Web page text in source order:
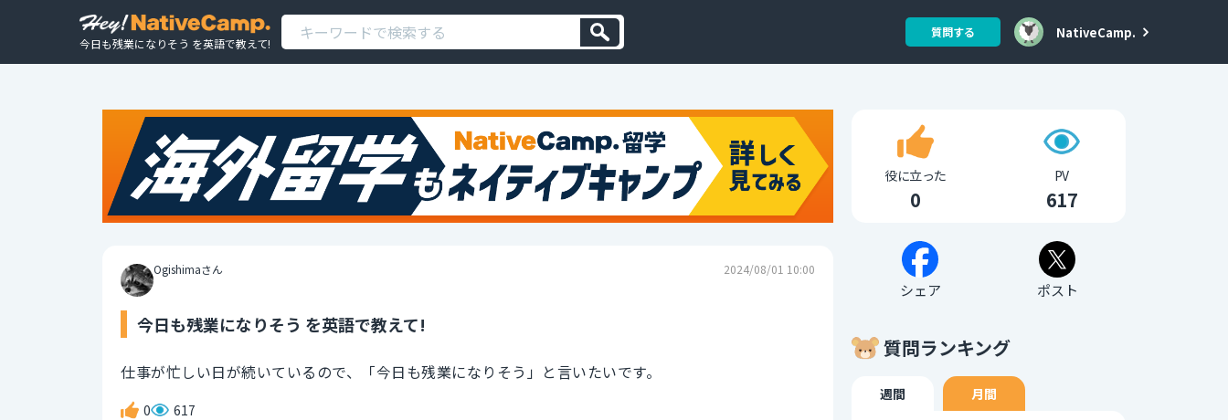
今日も残業になりそう を英語で教えて!
質問する NativeCamp.
Ogishimaさん 2024/08/01 10:00
今日も残業になりそう を英語で教えて!
仕事が忙しい日が続いているので、「今日も残業になりそう」と言いたいです。
0 617
役に立った
0
PV
617
シェア ポスト
質問ランキング
週間 月間